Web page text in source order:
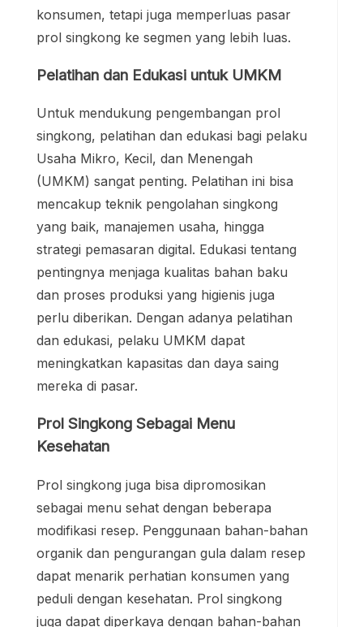
konsumen, tetapi juga memperluas pasar
prol singkong ke segmen yang lebih luas.
Pelatihan dan Edukasi untuk UMKM
Untuk mendukung pengembangan prol
singkong, pelatihan dan edukasi bagi pelaku
Usaha Mikro, Kecil, dan Menengah
(UMKM) sangat penting. Pelatihan ini bisa
mencakup teknik pengolahan singkong
yang baik, manajemen usaha, hingga
strategi pemasaran digital. Edukasi tentang
pentingnya menjaga kualitas bahan baku
dan proses produksi yang higienis juga
perlu diberikan. Dengan adanya pelatihan
dan edukasi, pelaku UMKM dapat
meningkatkan kapasitas dan daya saing
mereka di pasar.
Prol Singkong Sebagai Menu
Kesehatan
Prol singkong juga bisa dipromosikan
sebagai menu sehat dengan beberapa
modifikasi resep. Penggunaan bahan-bahan
organik dan pengurangan gula dalam resep
dapat menarik perhatian konsumen yang
peduli dengan kesehatan. Prol singkong
juga dapat diperkaya dengan bahan-bahan